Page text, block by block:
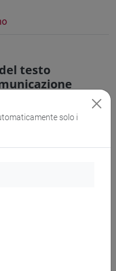
testo
solo i